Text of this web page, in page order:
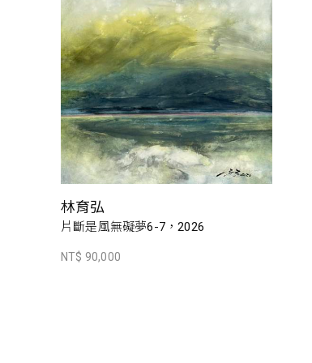
林育弘
片斷是風無礙夢6-7，2026
NT$ 90,000